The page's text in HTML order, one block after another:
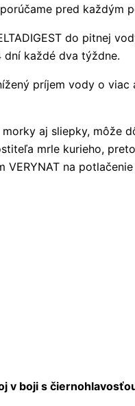
pred každým
do pitnej
každé dva týždne.
príjem vody o viac
aj sliepky, môže
mrle kurieho,
na
v boji s